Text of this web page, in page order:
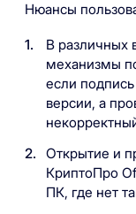
Нюансы
В различных
механизмы
если
версии, а
Открытие и
КриптоПро
ПК, где нет